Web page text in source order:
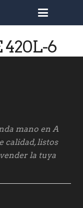
420L-6
mano en A
calidad, listos
la tuya